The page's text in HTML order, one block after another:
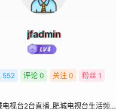
jfadmin
552 评论 0 关注 0 粉丝 1
电视台2台直播_肥城电视台生活频道